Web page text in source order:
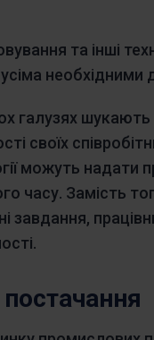
та інші
галузях
своїх
можуть надати
часу. Замість
завдання,